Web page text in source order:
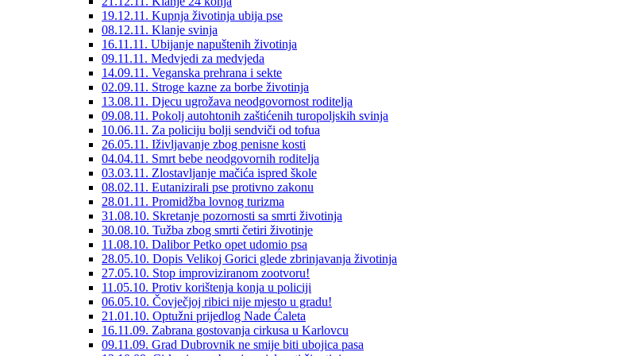
19.12.11. Kupnja životinja ubija pse
08.12.11. Klanje svinja
16.11.11. Ubijanje napuštenih životinja
09.11.11. Medvjedi za medvjeda
14.09.11. Veganska prehrana i sekte
02.09.11. Stroge kazne za borbe životinja
13.08.11. Djecu ugrožava neodgovornost roditelja
09.08.11. Pokolj autohtonih zaštićenih turopoljskih svinja
10.06.11. Za policiju bolji sendviči od tofua
26.05.11. Iživljavanje zbog penisne kosti
04.04.11. Smrt bebe neodgovornih roditelja
03.03.11. Zlostavljanje mačića ispred škole
08.02.11. Eutanizirali pse protivno zakonu
28.01.11. Promidžba lovnog turizma
31.08.10. Skretanje pozornosti sa smrti životinja
30.08.10. Tužba zbog smrti četiri životinje
11.08.10. Dalibor Petko opet udomio psa
28.05.10. Dopis Velikoj Gorici glede zbrinjavanja životinja
27.05.10. Stop improviziranom zootvoru!
11.05.10. Protiv korištenja konja u policiji
06.05.10. Čovječjoj ribici nije mjesto u gradu!
21.01.10. Optužni prijedlog Nade Ćaleta
16.11.09. Zabrana gostovanja cirkusa u Karlovcu
09.11.09. Grad Dubrovnik ne smije biti ubojica pasa